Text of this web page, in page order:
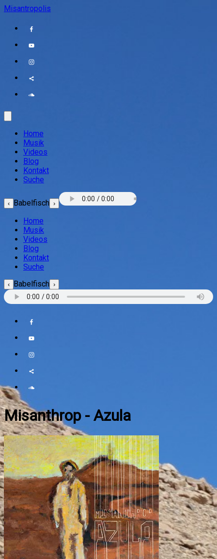
Misantropolis
Home
Musik
Videos
Blog
Kontakt
Suche
‹ Babelfisch ›
Home
Musik
Videos
Blog
Kontakt
Suche
‹ Babelfisch ›
Misanthrop-Azula